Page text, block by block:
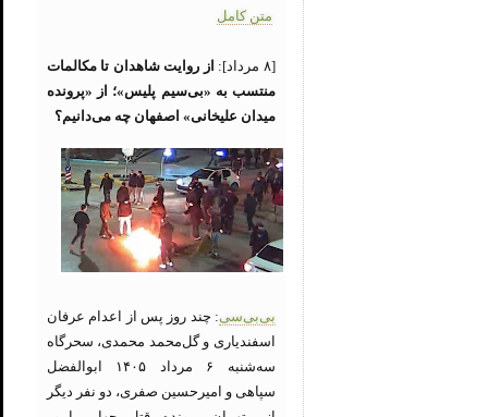
متن کامل
[۸ مرداد]:
از روایت شاهدان تا مکالمات
منتسب به «بی‌سیم پلیس»؛ از «پرونده
میدان علیخانی» اصفهان چه می‌دانیم؟
بی‌بی‌سی: چند روز پس از اعدام عرفان
اسفندیاری و گل‌محمد محمدی، سحرگاه
سه‌شنبه ۶ مرداد ۱۴۰۵ ابوالفضل
سپاهی و امیرحسین صفری، دو نفر دیگر